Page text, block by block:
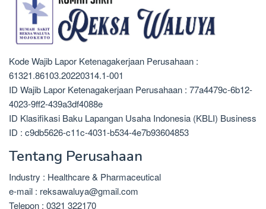
Kode Wajib Lapor Ketenagakerjaan Perusahaan :
61321.86103.20220314.1-001
ID Wajib Lapor Ketenagakerjaan Perusahaan : 77a4479c-6b12-
4023-9ff2-439a3df4088e
ID Klasifikasi Baku Lapangan Usaha Indonesia (KBLI) Business
ID : c9db5626-c11c-4031-b534-4e7b93604853
Tentang Perusahaan
Industry : Healthcare & Pharmaceutical
e-mail : reksawaluya@gmail.com
Telepon : 0321 322170